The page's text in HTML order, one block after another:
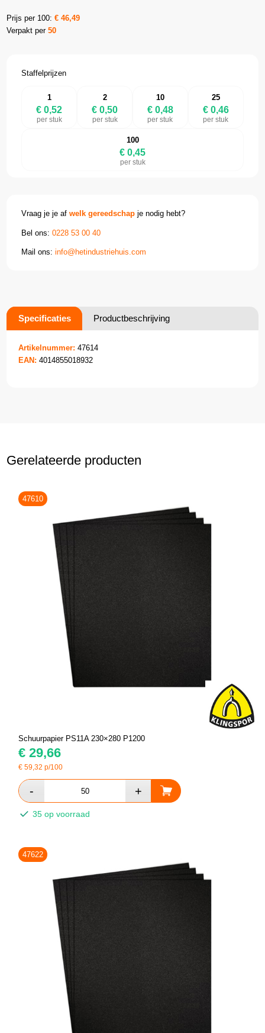
Prijs per 100:€46,49
Verpakt per50
Staffelprijzen
1
€ 0,52
per stuk
2
€ 0,50
per stuk
10
€ 0,48
per stuk
25
€ 0,46
per stuk
100
€ 0,45
per stuk
Vraag je je afwelk gereedschap je nodig hebt?
Bel ons:0228 53 00 40
Mail ons:info@hetindustriehuis.com
Specificaties Productbeschrijving
Artikelnummer: 47614
EAN: 4014855018932
Gerelateerde producten
47610
Schuurpapier PS11A 230×280 P1200
€ 29,66
€59,32 p/100
35 op voorraad
47622